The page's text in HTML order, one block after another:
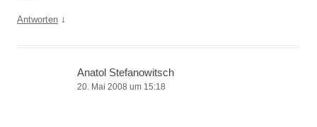
Antworten ↓
Anatol Stefanowitsch
20. Mai 2008 um 15:18